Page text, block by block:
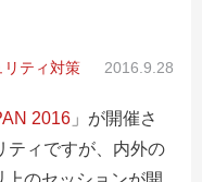
リティ対策 2016.9.28
2016 」が開催さ
ティですが、内外の